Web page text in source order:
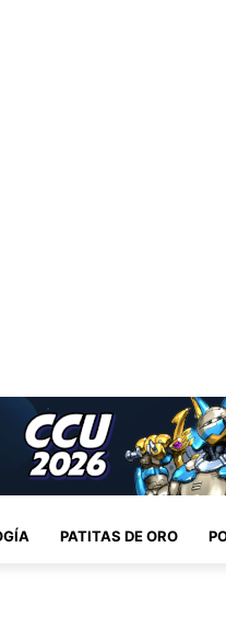
PATITAS DE ORO